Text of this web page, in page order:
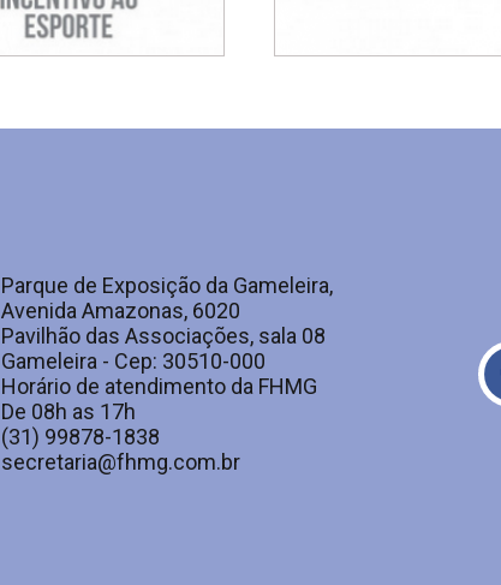
Parque de Exposição da Gameleira,
Avenida Amazonas, 6020
Pavilhão das Associações, sala 08
Gameleira - Cep: 30510-000
Horário de atendimento da FHMG
De 08h as 17h
(31) 99878-1838
secretaria@fhmg.com.br